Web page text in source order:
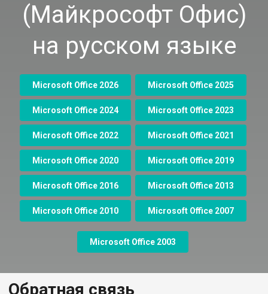
(Майкрософт Офис)
на русском языке
Microsoft Office 2026 Microsoft Office 2025
Microsoft Office 2024 Microsoft Office 2023
Microsoft Office 2022 Microsoft Office 2021
Microsoft Office 2020 Microsoft Office 2019
Microsoft Office 2016 Microsoft Office 2013
Microsoft Office 2010 Microsoft Office 2007
Microsoft Office 2003
Обратная связь